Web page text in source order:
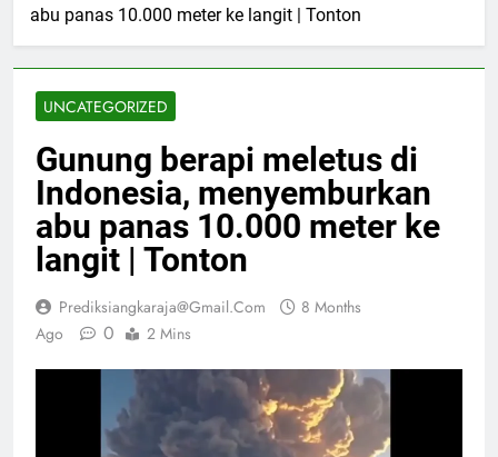
abu panas 10.000 meter ke langit | Tonton
UNCATEGORIZED
Gunung berapi meletus di
Indonesia, menyemburkan
abu panas 10.000 meter ke
langit | Tonton
Prediksiangkaraja@gmail.com
8 Months
Ago
0 2 Mins